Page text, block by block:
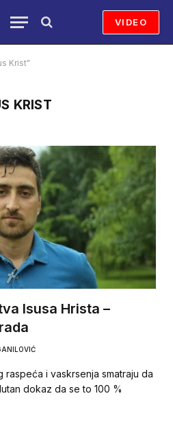
VIDEO
Krist"
KRIST
Isusa Hrista –
raspeća i vaskrsenja smatraju da
dokaz da se to 100 %